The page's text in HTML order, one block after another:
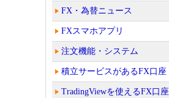
FX・為替ニュース
FXスマホアプリ
注文機能・システム
積立サービスがあるFX口座
TradingViewを使えるFX口座